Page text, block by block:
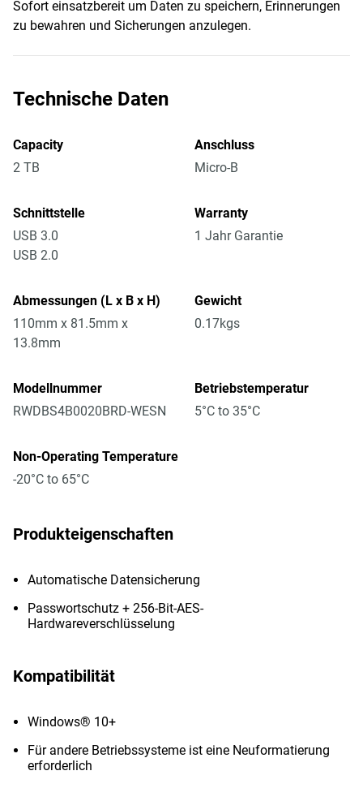
Sofort einsatzbereit um Daten zu speichern, Erinnerungen
zu bewahren und Sicherungen anzulegen.
Technische Daten
Capacity
2 TB
Anschluss
Micro-B
Schnittstelle
USB 3.0
USB 2.0
Warranty
1 Jahr Garantie
Abmessungen (L x B x H)
110mm x 81.5mm x
13.8mm
Gewicht
0.17kgs
Modellnummer
RWDBS4B0020BRD-WESN
Betriebstemperatur
5°C to 35°C
Non-Operating Temperature
-20°C to 65°C
Produkteigenschaften
Automatische Datensicherung
Passwortschutz + 256-Bit-AES-
Hardwareverschlüsselung
Kompatibilität
Windows® 10+
Für andere Betriebssysteme ist eine Neuformatierung
erforderlich